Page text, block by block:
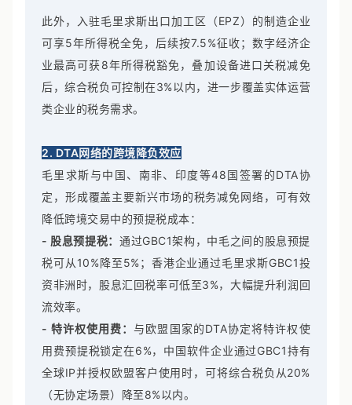
此外，入驻毛里求斯出口加工区（EPZ）的制造企业
可享5年所得税全免，后续按7.5%征收；数字经济企
业最高可获8年所得税豁免，叠加设备进口关税减免
后，综合税负可控制在3%以内，进一步覆盖实体运营
类企业的税务需求。
2. DTA网络的跨境降负效应
毛里求斯与中国、南非、印度等48国签署的DTA协
定，形成覆盖主要新兴市场的税务减免网络，可有效
降低跨境交易中的预提税成本：
- 股息预提税： 通过GBC1架构，中毛之间的股息预提
税可从10%降至5%；香港企业通过毛里求斯GBC1投
资非洲时，股息汇回税率可低至3%，大幅提升利润回
流效率。
- 特许权使用费：与欧盟国家的DTA协定将特许权使
用费预提税锁定在6%，中国软件企业通过GBC1持有
全球IP并授权欧盟客户使用时，可将综合税负从20%
（无协定场景）降至8%以内。